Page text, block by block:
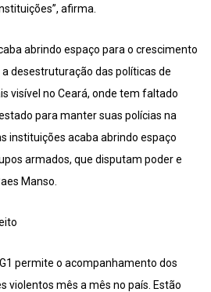
afirma.
abrindo espaço para o crescimento
desestruturação das políticas de
visível no Ceará, onde tem faltado
para manter suas polícias na
instituições acaba abrindo espaço
armados, que disputam poder e
Manso.
permite o acompanhamento dos
violentos mês a mês no país. Estão